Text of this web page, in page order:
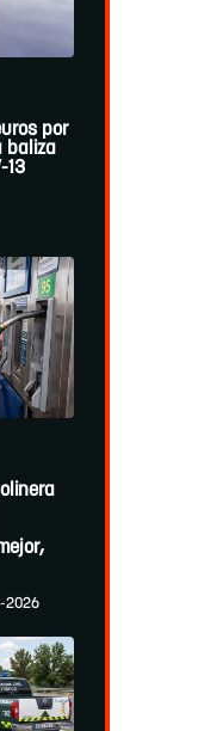
por
baliza
13
2026